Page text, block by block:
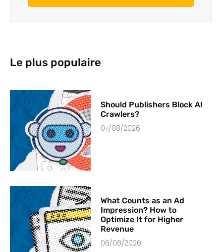
Le plus populaire
Should Publishers Block AI
Crawlers?
07/08/2026
What Counts as an Ad
Impression? How to
Optimize It for Higher
Revenue
06/08/2026